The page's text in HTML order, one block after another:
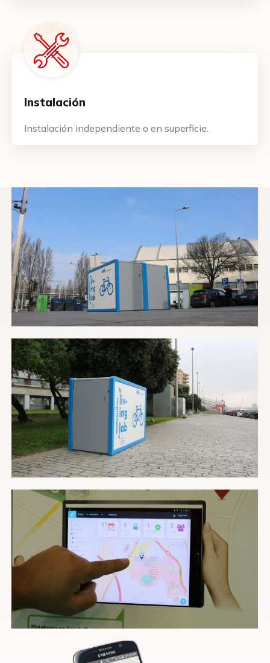
Instalación
Instalación independiente o en superficie.
Dirección de envío
Datos facturación (indicar dirección completa y
NIF/CIF)
Cuéntanos tu proyecto
He leído y acepto lapolítica de privacidad
Enviar
Información básica sobre protección de
datos